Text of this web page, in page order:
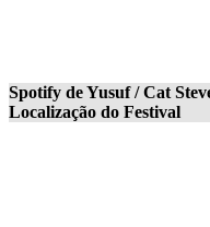
Spotify de Yusuf / Cat
Localização do Festival